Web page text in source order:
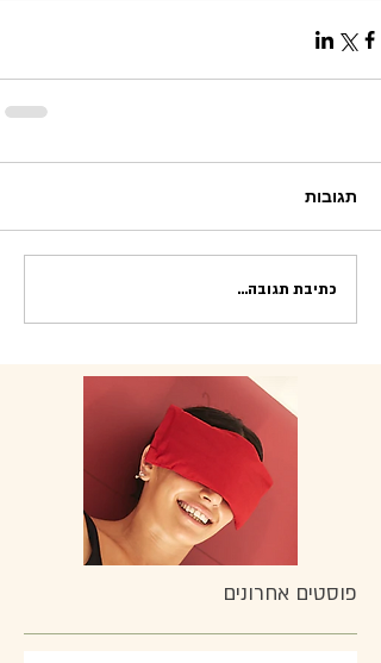
תגובות
כתיבת תגובה...
פוסטים אחרונים